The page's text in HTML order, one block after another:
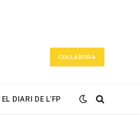
COL·LABORA
EL DIARI DE L’FP